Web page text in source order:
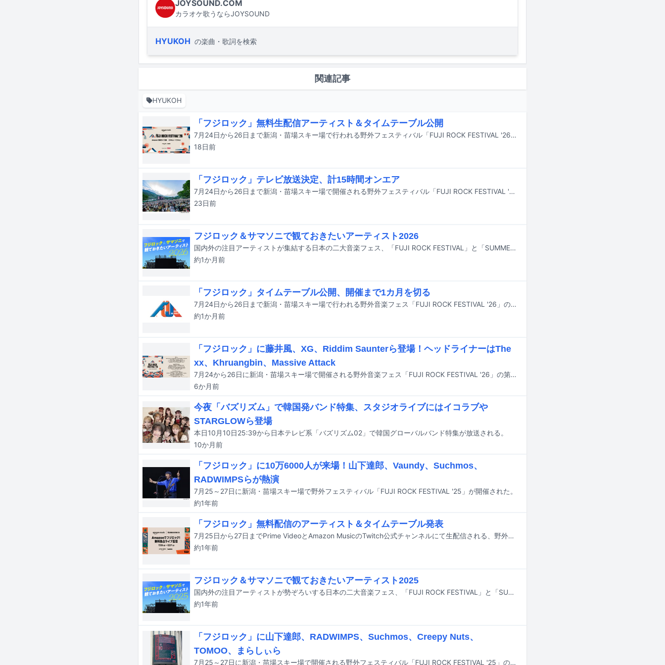
JOYSOUND.COM
カラオケ歌うならJOYSOUND
HYUKOH の楽曲・歌詞を検索
関連記事
HYUKOH
「フジロック」無料生配信アーティスト＆タイムテーブル公開
7月24日から26日まで新潟・苗場スキー場で行われる野外フェスティバル「FUJI ROCK FESTIVAL '26」より、Amazon Musicアプリ、Prime Video、Twitchでライブ配信されるアーティストとタイムテーブルがフェスの公式サイトにて公開された。
18日前
「フジロック」テレビ放送決定、計15時間オンエア
7月24日から26日まで新潟・苗場スキー場で開催される野外フェスティバル「FUJI ROCK FESTIVAL '26」の模様が、9月19日から21日の3日間にわたりフジテレビNEXT ライブ・プレミアムおよびフジテレビNEXTsmartで放送、配信される。
23日前
フジロック＆サマソニで観ておきたいアーティスト2026
国内外の注目アーティストが集結する日本の二大音楽フェス、「FUJI ROCK FESTIVAL」と「SUMMER SONIC」。毎年数多くの名演が繰り広げられ、そのステージはさながら事件のように語り継がれながら、音楽ファンの記憶に刻まれてきました。では、2026年の夏に話題をさらうのはどのアーティストなのでしょうか？ この記事では音楽ライターや編集者など4人に、今年のフジロックとサマソニで観るべきだと思う出演アーティストを3組ずつ挙げてもらうアンケートを実施。そしてその理由について回答してもらいました。この夏フジロックやサマソニに足を運ぶ予定の方は、ぜひ4人のオススメを参考にフェス巡りの計画を立ててみてください。
約1か月前
「フジロック」タイムテーブル公開、開催まで1カ月を切る
7月24日から26日まで新潟・苗場スキー場で行われる野外音楽フェス「FUJI ROCK FESTIVAL '26」のタイムテーブルが公開された。
約1か月前
「フジロック」に藤井風、XG、Riddim Saunterら登場！ヘッドライナーはThe
xx、Khruangbin、Massive Attack
7月24から26日に新潟・苗場スキー場で開催される野外音楽フェス「FUJI ROCK FESTIVAL '26」の第1弾アーティストが発表された。
6か月前
今夜「バズリズム」で韓国発バンド特集、スタジオライブにはイコラブや
STARGLOWら登場
本日10月10日25:39から日本テレビ系「バズリズム02」で韓国グローバルバンド特集が放送される。
10か月前
「フジロック」に10万6000人が来場！山下達郎、Vaundy、Suchmos、
RADWIMPSらが熱演
7月25～27日に新潟・苗場スキー場で野外フェスティバル「FUJI ROCK FESTIVAL '25」が開催された。
約1年前
「フジロック」無料配信のアーティスト＆タイムテーブル発表
7月25日から27日までPrime VideoとAmazon MusicのTwitch公式チャンネルにて生配信される、野外フェスティバル「FUJI ROCK FESTIVAL '25」の対象アーティストとタイムテーブルが公開された。
約1年前
フジロック＆サマソニで観ておきたいアーティスト2025
国内外の注目アーティストが勢ぞろいする日本の二大音楽フェス、「FUJI ROCK FESTIVAL」と「SUMMER SONIC」。そこで繰り広げられるさまざまなライブは、オーディエンスに大きな感動を与え、さながら事件のように毎年音楽ファンの間で語り継がれています。今年の夏はいったい誰のステージが話題になるのでしょうか？ この記事では音楽ライターや編集者など4人に、今年のフジロックとサマソニで観るべきだと思う出演アーティストを3組ずつ挙げてもらうアンケートを実施。そしてその理由についても回答してもらいました。この夏フジロックやサマソニに行く予定の皆さんは、ぜひ4人のオススメを参考にして当日のライブを楽しんでください。
約1年前
「フジロック」に山下達郎、RADWIMPS、Suchmos、Creepy Nuts、
TOMOO、まらしぃら
7月25～27日に新潟・苗場スキー場で開催される野外フェスティバル「FUJI ROCK FESTIVAL '25」の出演者第1弾が発表された。